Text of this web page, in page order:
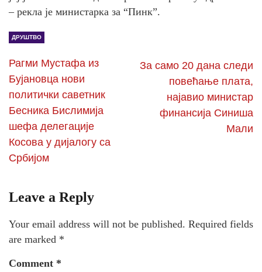
– рекла је министарка за “Пинк”.
ДРУШТВО
Рагми Мустафа из
Бујановца нови
политички саветник
Бесника Бислимија
шефа делегације
Косова у дијалогу са
Србијом
За само 20 дана следи
повећање плата,
најавио министар
финансија Синиша
Мали
Leave a Reply
Your email address will not be published. Required fields
are marked *
Comment *